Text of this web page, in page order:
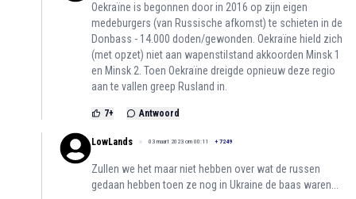
Oekraïne is begonnen door in 2016 op zijn eigen
medeburgers (van Russische afkomst) te schieten in de
Donbass - 14.000 doden/gewonden. Oekraïne hield zich
(met opzet) niet aan wapenstilstand akkoorden Minsk 1
en Minsk 2. Toen Oekraïne dreigde opnieuw deze regio
aan te vallen greep Rusland in.
7+ Antwoord
LowLands 03 maart 2023 om 00:11 + 7249
Zullen we het maar niet hebben over wat de russen
gedaan hebben toen ze nog in Ukraine de baas waren...